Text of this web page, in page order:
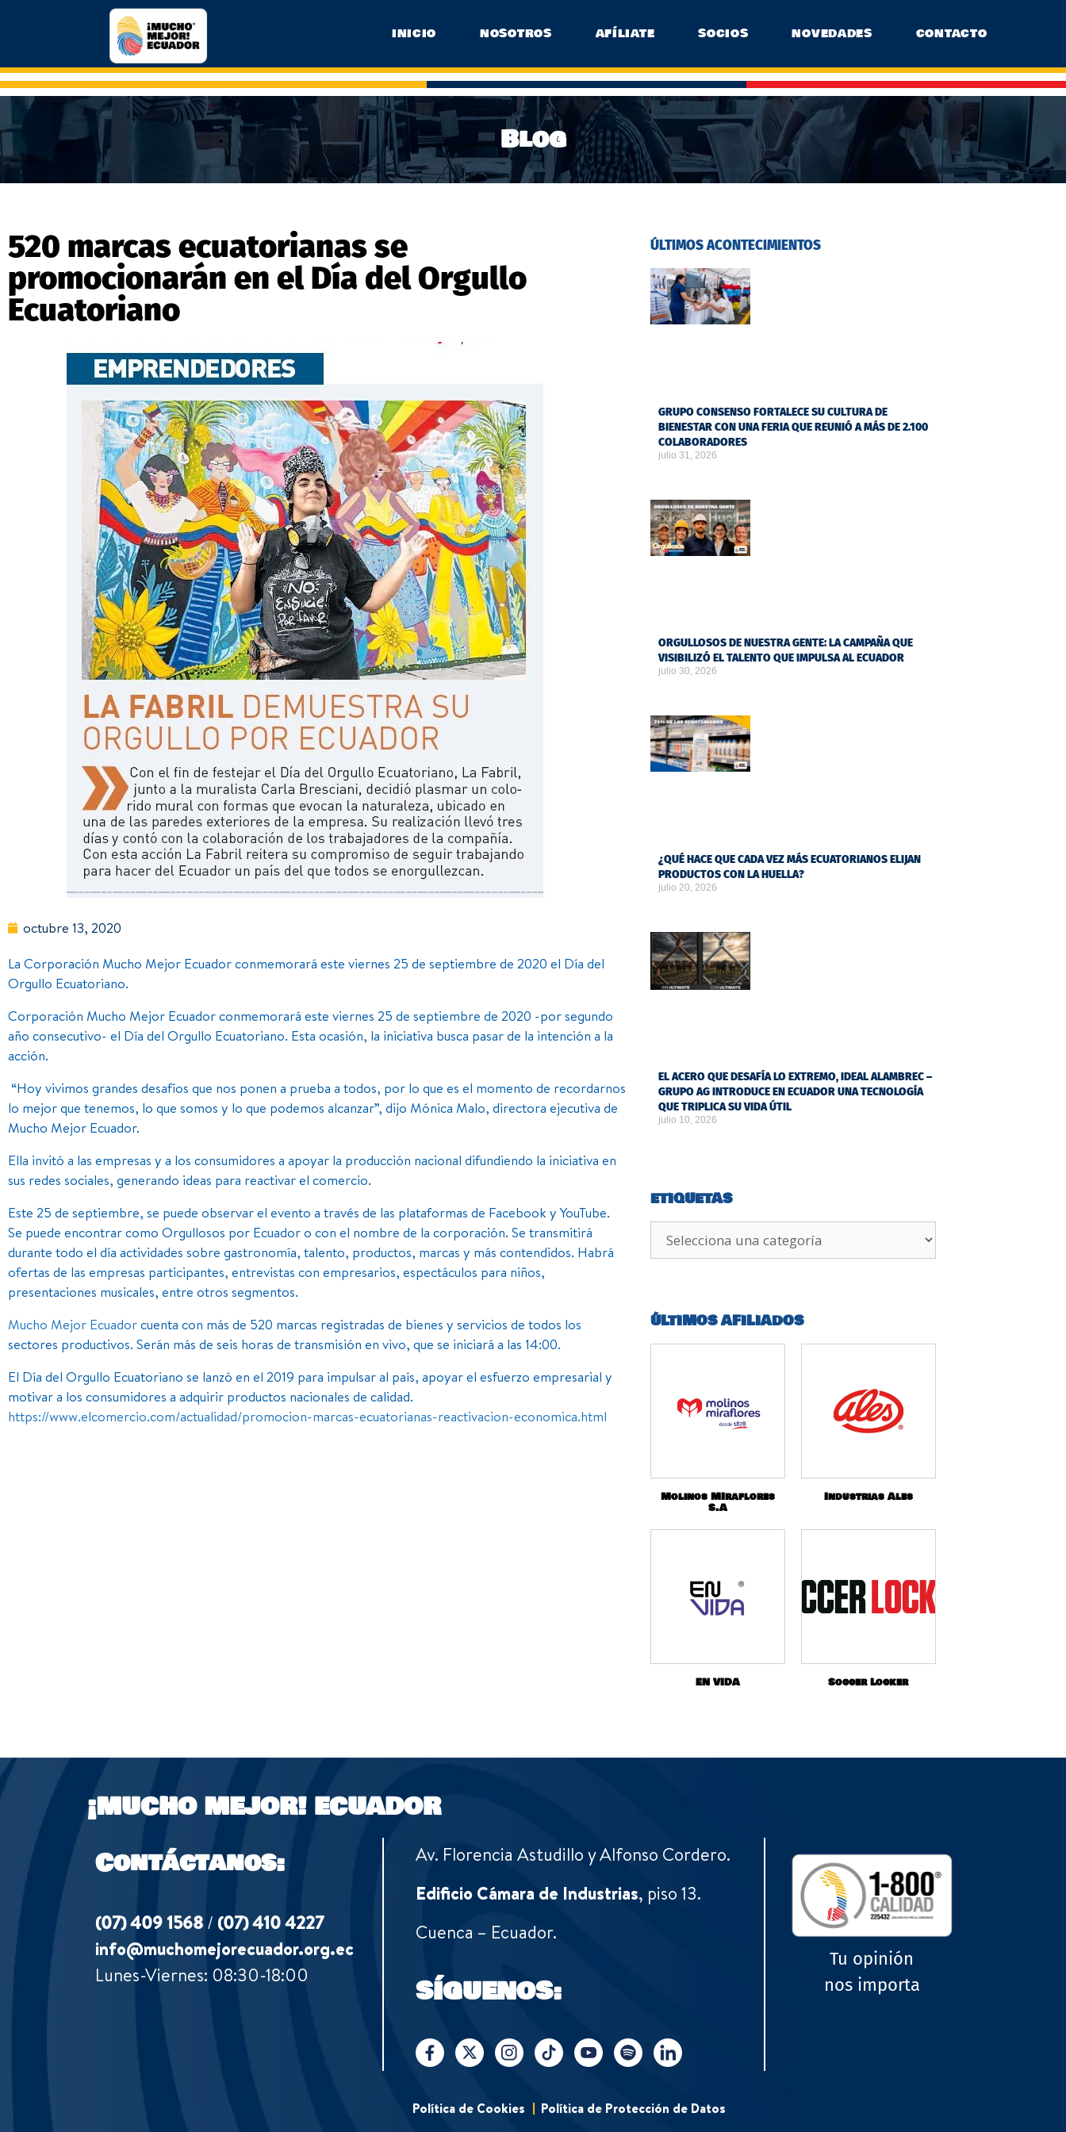
INICIO NOSOTROS AFÍLIATE SOCIOS NOVEDADES CONTACTO
Blog
520 marcas ecuatorianas se
promocionarán en el Día del Orgullo
Ecuatoriano
octubre 13, 2020
La Corporación Mucho Mejor Ecuador conmemorará este viernes 25 de septiembre de 2020 el Día del
Orgullo Ecuatoriano.
Corporación Mucho Mejor Ecuador conmemorará este viernes 25 de septiembre de 2020 -por segundo
año consecutivo- el Día del Orgullo Ecuatoriano. Esta ocasión, la iniciativa busca pasar de la intención a la
acción.
“Hoy vivimos grandes desafíos que nos ponen a prueba a todos, por lo que es el momento de recordarnos
lo mejor que tenemos, lo que somos y lo que podemos alcanzar”, dijo Mónica Malo, directora ejecutiva de
Mucho Mejor Ecuador.
Ella invitó a las empresas y a los consumidores a apoyar la producción nacional difundiendo la iniciativa en
sus redes sociales, generando ideas para reactivar el comercio.
Este 25 de septiembre, se puede observar el evento a través de las plataformas de Facebook y YouTube.
Se puede encontrar como Orgullosos por Ecuador o con el nombre de la corporación. Se transmitirá
durante todo el día actividades sobre gastronomía, talento, productos, marcas y más contendidos. Habrá
ofertas de las empresas participantes, entrevistas con empresarios, espectáculos para niños,
presentaciones musicales, entre otros segmentos.
Mucho Mejor Ecuadorcuenta con más de 520 marcas registradas de bienes y servicios de todos los
sectores productivos. Serán más de seis horas de transmisión en vivo, que se iniciará a las 14:00.
El Día del Orgullo Ecuatoriano se lanzó en el 2019 para impulsar al país, apoyar el esfuerzo empresarial y
motivar a los consumidores a adquirir productos nacionales de calidad.
https://www.elcomercio.com/actualidad/promocion-marcas-ecuatorianas-reactivacion-economica.html
ÚLTIMOS ACONTECIMIENTOS
GRUPO CONSENSO FORTALECE SU CULTURA DE
BIENESTAR CON UNA FERIA QUE REUNIÓ A MÁS DE 2.100
COLABORADORES
julio 31, 2026
ORGULLOSOS DE NUESTRA GENTE: LA CAMPAÑA QUE
VISIBILIZÓ EL TALENTO QUE IMPULSA AL ECUADOR
julio 30, 2026
¿QUÉ HACE QUE CADA VEZ MÁS ECUATORIANOS ELIJAN
PRODUCTOS CON LA HUELLA?
julio 20, 2026
EL ACERO QUE DESAFÍA LO EXTREMO, IDEAL ALAMBREC –
GRUPO AG INTRODUCE EN ECUADOR UNA TECNOLOGÍA
QUE TRIPLICA SU VIDA ÚTIL
julio 10, 2026
ETIQUETAS
ÚLTIMOS AFILIADOS
Molinos MIraflores
S.A
Industrias Ales
EN VIDA Soccer Locker
¡MUCHO MEJOR! ECUADOR
Contáctanos:
(07) 409 1568 / (07) 410 4227
info@muchomejorecuador.org.ec
Lunes-Viernes: 08:30-18:00
Av. Florencia Astudillo y Alfonso Cordero.
Edificio Cámara de Industrias, piso 13.
Cuenca – Ecuador.
SÍGUENOS:
Tu opinión
nos importa
Política de Cookies Política de Protección de Datos